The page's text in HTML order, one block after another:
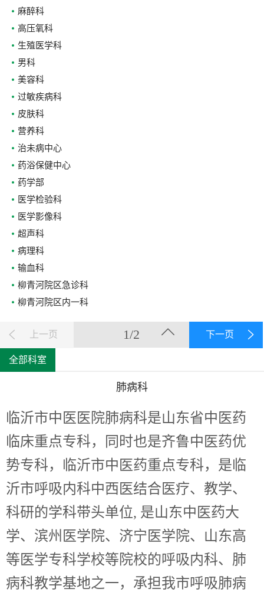
麻醉科
高压氧科
生殖医学科
男科
美容科
过敏疾病科
皮肤科
营养科
治未病中心
药浴保健中心
药学部
医学检验科
医学影像科
超声科
病理科
输血科
柳青河院区急诊科
柳青河院区内一科
上一页 1/2 下一页
全部科室
肺病科
临沂市中医医院肺病科是山东省中医药
临床重点专科，同时也是齐鲁中医药优
势专科，临沂市中医药重点专科，是临
沂市呼吸内科中西医结合医疗、教学、
科研的学科带头单位, 是山东中医药大
学、滨州医学院、济宁医学院、山东高
等医学专科学校等院校的呼吸内科、肺
病科教学基地之一，承担我市呼吸肺病